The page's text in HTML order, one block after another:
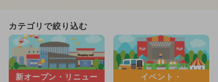
カテゴリで絞り込む
新オープン・ リニュー
イベント・